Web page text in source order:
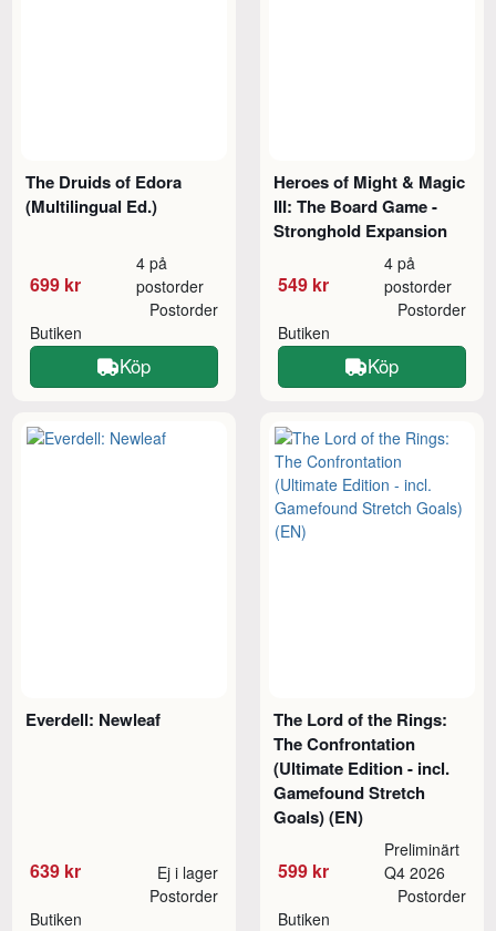
The Druids of Edora
(Multilingual Ed.)
699 kr
4 på
postorder
Butiken
Postorder
Köp
Heroes of Might & Magic
III: The Board Game -
Stronghold Expansion
549 kr
4 på
postorder
Butiken
Postorder
Köp
Everdell: Newleaf
639 kr Ej i lager
Butiken
Postorder
The Lord of the Rings:
The Confrontation
(Ultimate Edition - incl.
Gamefound Stretch
Goals) (EN)
599 kr
Preliminärt
Q4 2026
Butiken
Postorder